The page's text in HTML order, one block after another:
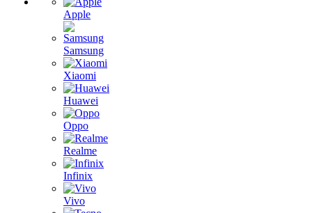
Apple
Samsung
Xiaomi
Huawei
Oppo
Realme
Infinix
Vivo